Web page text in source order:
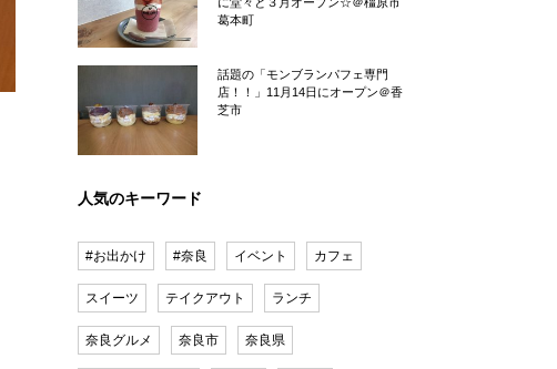
に堂々と３月オープン☆＠橿原市
葛本町
話題の「モンブランパフェ専門
店！！」11月14日にオープン＠香
芝市
人気のキーワード
#お出かけ #奈良 イベント カフェ
スイーツ テイクアウト ランチ
奈良グルメ 奈良市 奈良県